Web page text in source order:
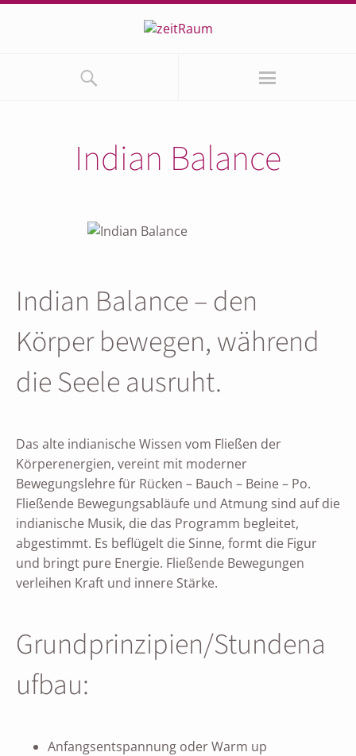
Indian Balance
Indian Balance – den
Körper bewegen, während
die Seele ausruht.
Das alte indianische Wissen vom Fließen der
Körperenergien, vereint mit moderner
Bewegungslehre für Rücken – Bauch – Beine – Po.
Fließende Bewegungsabläufe und Atmung sind auf die
indianische Musik, die das Programm begleitet,
abgestimmt. Es beflügelt die Sinne, formt die Figur
und bringt pure Energie. Fließende Bewegungen
verleihen Kraft und innere Stärke.
Grundprinzipien/Stundena
ufbau:
Anfangsentspannung oder Warm up